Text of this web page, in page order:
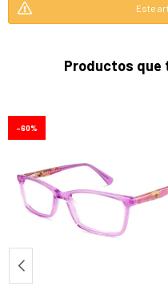
Este
Productos que
60